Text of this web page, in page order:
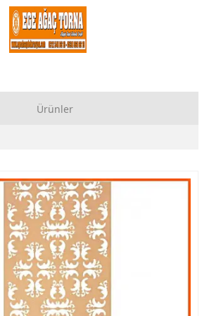
Ürünler
Ahşap Topuz Ayak İmalatı, Modelleri
Masa Ayak İmalatı, Modelleri
Masası İmalatı, Modelleri
İmalatı, Modelleri
İmalatı, Modelleri